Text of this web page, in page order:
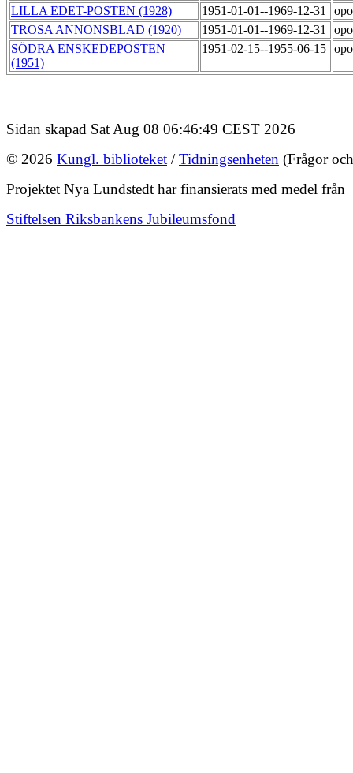
LILLA EDET-POSTEN (1928) 1951-01-01--1969-12-31
TROSA ANNONSBLAD (1920)
1951-01-01--1969-12-31
SÖDRA ENSKEDEPOSTEN
(1951)
1951-02-15--1955-06-15
Sidan skapad Sat Aug 08 06:46:49 CEST 2026
© 2026 Kungl. biblioteket /Tidningsenheten (Frågor
Projektet Nya Lundstedt har finansierats med medel från
Stiftelsen Riksbankens Jubileumsfond